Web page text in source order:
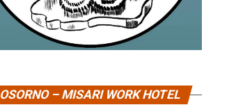
OSORNO – MISARI WORK HOTEL